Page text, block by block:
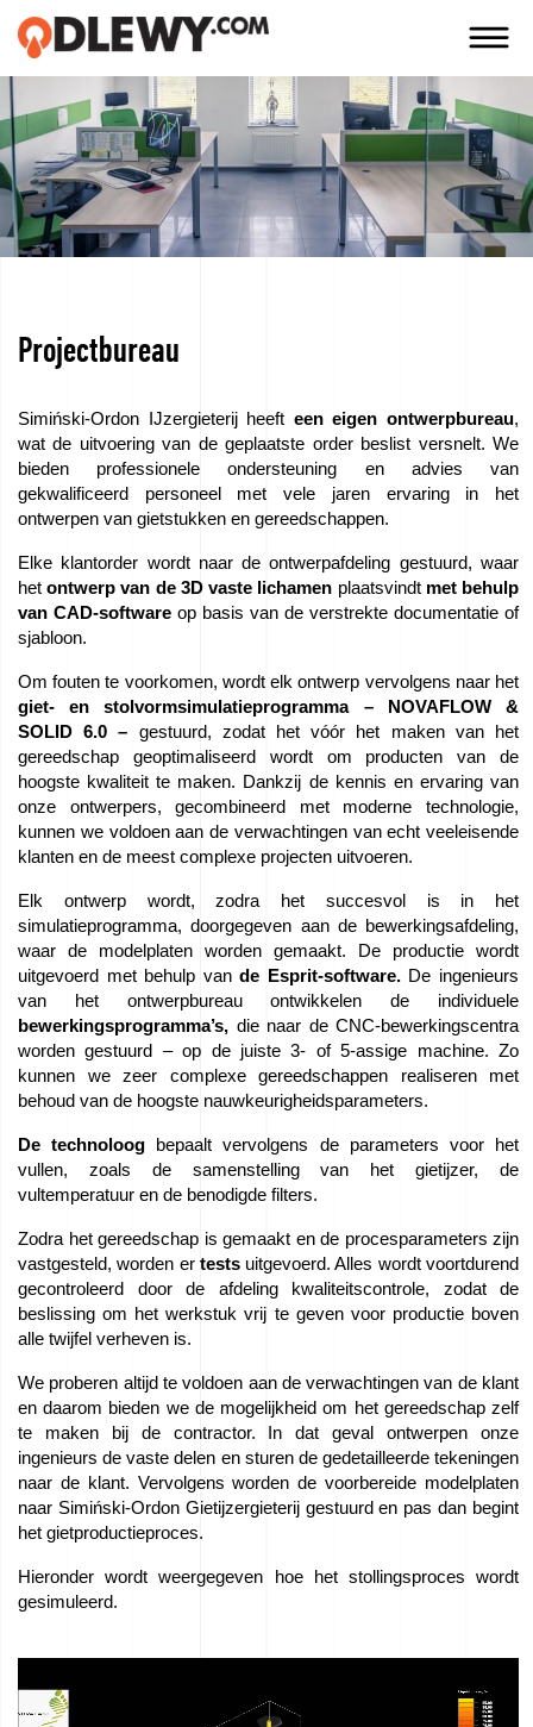
TECHNOLOGIA
-
TRADYCJA
JAKOŚĆ
Bedrijf
Technologie
Onze
producten
Banen
–
Solliciteer
nu!
We
verkopen
apparatuur
subsidies
Films
uit
de
Foundry
Neem
contact
op
met
Offerteaanvraag
Projectbureau
Simiński-Ordon IJzergieterij heeft een eigen ontwerpbureau,
wat de uitvoering van de geplaatste order beslist versnelt. We
bieden professionele ondersteuning en advies van
gekwalificeerd personeel met vele jaren ervaring in het
ontwerpen van gietstukken en gereedschappen.
Elke klantorder wordt naar de ontwerpafdeling gestuurd, waar
hetontwerp van de 3D vaste lichamen plaatsvindt met behulp
van CAD-software op basis van de verstrekte documentatie of
sjabloon.
Om fouten te voorkomen, wordt elk ontwerp vervolgens naar het
giet- en stolvormsimulatieprogramma – NOVAFLOW &
SOLID 6.0 – gestuurd, zodat het vóór het maken van het
gereedschap geoptimaliseerd wordt om producten van de
hoogste kwaliteit te maken. Dankzij de kennis en ervaring van
onze ontwerpers, gecombineerd met moderne technologie,
kunnen we voldoen aan de verwachtingen van echt veeleisende
klanten en de meest complexe projecten uitvoeren.
Elk ontwerp wordt, zodra het succesvol is in het
simulatieprogramma, doorgegeven aan de bewerkingsafdeling,
waar de modelplaten worden gemaakt. De productie wordt
uitgevoerd met behulp vande Esprit-software.De ingenieurs
van het ontwerpbureau ontwikkelen de individuele
bewerkingsprogramma’s, die naar de CNC-bewerkingscentra
worden gestuurd – op de juiste 3- of 5-assige machine. Zo
kunnen we zeer complexe gereedschappen realiseren met
behoud van de hoogste nauwkeurigheidsparameters.
De technoloog bepaalt vervolgens de parameters voor het
vullen, zoals de samenstelling van het gietijzer, de
vultemperatuur en de benodigde filters.
Zodra het gereedschap is gemaakt en de procesparameters zijn
vastgesteld, worden ertestsuitgevoerd. Alles wordt voortdurend
gecontroleerd door de afdeling kwaliteitscontrole, zodat de
beslissing om het werkstuk vrij te geven voor productie boven
alle twijfel verheven is.
We proberen altijd te voldoen aan de verwachtingen van de klant
en daarom bieden we de mogelijkheid om het gereedschap zelf
te maken bij de contractor. In dat geval ontwerpen onze
ingenieurs de vaste delen en sturen de gedetailleerde tekeningen
naar de klant. Vervolgens worden de voorbereide modelplaten
naar Simiński-Ordon Gietijzergieterij gestuurd en pas dan begint
het gietproductieproces.
Hieronder wordt weergegeven hoe het stollingsproces wordt
gesimuleerd.